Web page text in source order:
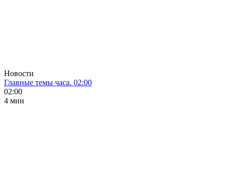
Новости
Главные темы часа. 02:00
02:00
4 мин